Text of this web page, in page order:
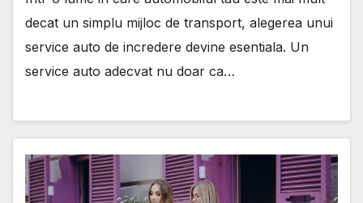
decat un simplu mijloc de transport, alegerea unui
service auto de incredere devine esentiala. Un
service auto adecvat nu doar ca…